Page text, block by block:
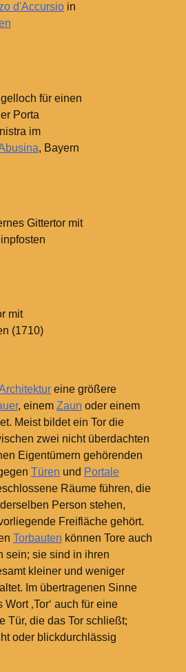
d'Accursioin
für einen
Porta
im
, Bayern
Gittertor mit
mit
(1710)
eine größere
, einem Zaun oder einem
Meist bildet ein Tor die
zwei nicht überdachten
Eigentümern gehörenden
Türen und Portale
Räume führen, die
Person stehen,
Freifläche gehört.
Torbauten können Tore auch
sein; sie sind in ihren
kleiner und weniger
Im übertragenen Sinne
‚Tor‘ auch für eine
Tür, die das Tor schließt;
oder blickdurchlässig